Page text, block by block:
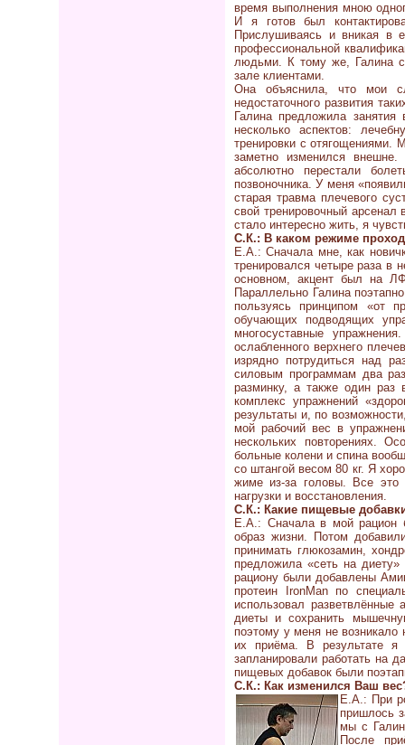
время выполнения мною
И я готов был
Прислушиваясь и вникая в
профессиональной
людьми. К тому же, Галина
зале клиентами.
Она объяснила, что мои
недостаточного развития
Галина предложила
несколько аспектов:
тренировки с отягощениями.
заметно изменился
абсолютно перестали
позвоночника. У меня
старая травма плечевого
свой тренировочный арсенал
стало интересно жить, я
С.К.: В каком режиме
Е.А.: Сначала мне, как
тренировался четыре раза в
основном, акцент был на
Параллельно Галина
пользуясь принципом «от
обучающих подводящих
многосуставные
ослабленного верхнего
изрядно потрудиться над
силовым программам два
разминку, а также один раз
комплекс упражнений
результаты и, по
мой рабочий вес в
нескольких повторениях.
больные колени и спина
со штангой весом 80 кг. Я
жиме из-за головы. Все это
нагрузки и восстановления.
С.К.: Какие пищевые
Е.А.: Сначала в мой рацион
образ жизни. Потом
принимать глюкозамин,
предложила «сеть на
рациону были добавлены
протеин IronMan по
использовал разветвлённые
диеты и сохранить
поэтому у меня не
их приёма. В результате
запланировали работать на
пищевых добавок были
С.К.: Как изменился Ваш
Е.А.: При
пришлось
мы с
После